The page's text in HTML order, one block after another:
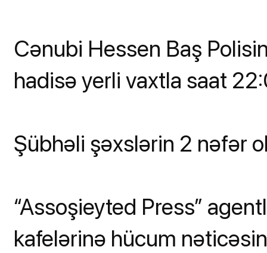
Cənubi Hessen Baş
hadisə yerli vaxtla saat
Şübhəli şəxslərin 2 nəfər
“Assoşieyted Press”
kafelərinə hücum